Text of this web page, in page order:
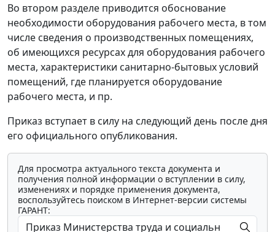
Во втором разделе приводится обоснование
необходимости оборудования рабочего места, в том
числе сведения о производственных помещениях,
об имеющихся ресурсах для оборудования рабочего
места, характеристики санитарно-бытовых условий
помещений, где планируется оборудование
рабочего места, и пр.
Приказ вступает в силу на следующий день после дня
его официального опубликования.
Для просмотра актуального текста документа и
получения полной информации о вступлении в силу,
изменениях и порядке применения документа,
воспользуйтесь поиском в Интернет-версии системы
ГАРАНТ: